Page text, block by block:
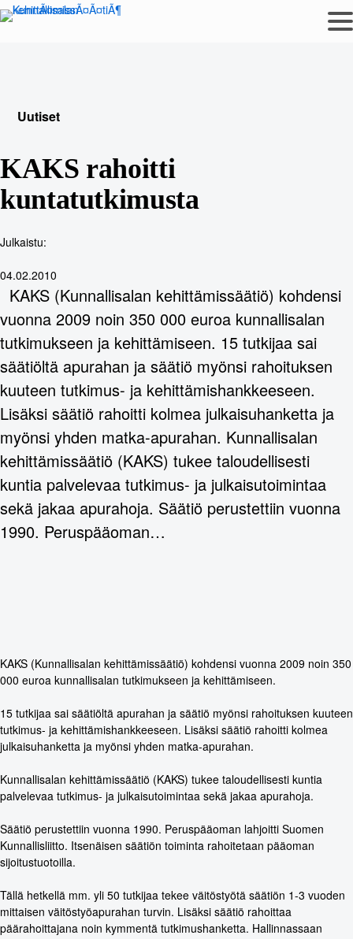
Siirry
sisältöön
Uutiset
KAKS rahoitti
kuntatutkimusta
Julkaistu:
04.02.2010
KAKS (Kunnallisalan kehittämissäätiö) kohdensi
vuonna 2009 noin 350 000 euroa kunnallisalan
tutkimukseen ja kehittämiseen. 15 tutkijaa sai
säätiöltä apurahan ja säätiö myönsi rahoituksen
kuuteen tutkimus- ja kehittämishankkeeseen.
Lisäksi säätiö rahoitti kolmea julkaisuhanketta ja
myönsi yhden matka-apurahan. Kunnallisalan
kehittämissäätiö (KAKS) tukee taloudellisesti
kuntia palvelevaa tutkimus- ja julkaisutoimintaa
sekä jakaa apurahoja. Säätiö perustettiin vuonna
1990. Peruspääoman…
KAKS (Kunnallisalan kehittämissäätiö) kohdensi vuonna 2009 noin 350
000 euroa kunnallisalan tutkimukseen ja kehittämiseen.
15 tutkijaa sai säätiöltä apurahan ja säätiö myönsi rahoituksen kuuteen
tutkimus- ja kehittämishankkeeseen. Lisäksi säätiö rahoitti kolmea
julkaisuhanketta ja myönsi yhden matka-apurahan.
Kunnallisalan kehittämissäätiö (KAKS) tukee taloudellisesti kuntia
palvelevaa tutkimus- ja julkaisutoimintaa sekä jakaa apurahoja.
Säätiö perustettiin vuonna 1990. Peruspääoman lahjoitti Suomen
Kunnallisliitto. Itsenäisen säätiön toiminta rahoitetaan pääoman
sijoitustuotoilla.
Tällä hetkellä mm. yli 50 tutkijaa tekee väitöstyötä säätiön 1-3 vuoden
mittaisen väitöstyöapurahan turvin. Lisäksi säätiö rahoittaa
päärahoittajana noin kymmentä tutkimushanketta. Hallinnassaan